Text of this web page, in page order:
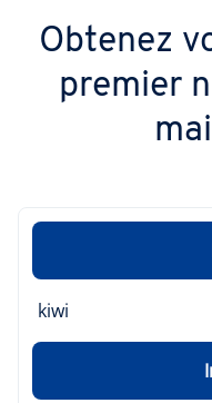
Obtenez
premier
kiwi